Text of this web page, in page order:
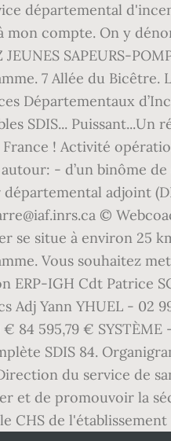
départemental
mon compte. On y
JEUNES SAPEURS-
7 Allée du Bicêtre.
Départementaux
SDIS...
! Activité
autour: - d’un binôme
adjoint
©
se situe à environ 25
Vous souhaitez
ERP-IGH Cdt Patrice
Adj Yann YHUEL - 02
€ 84 595,79 € SYSTÈME
SDIS 84.
du service de
et de promouvoir la
CHS de